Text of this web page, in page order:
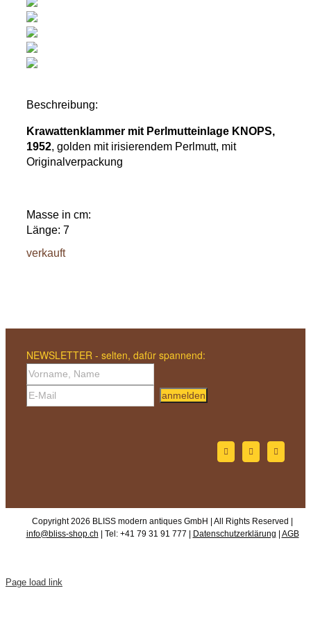
Beschreibung:
Krawattenklammer mit Perlmutteinlage KNOPS,
1952, golden mit irisierendem Perlmutt, mit
Originalverpackung
Masse in cm:
Länge: 7
verkauft
NEWSLETTER - selten, dafür spannend:
anmelden
Copyright 2026 BLISS modern antiques GmbH | All Rights Reserved |
info@bliss-shop.ch | Tel: +41 79 31 91 777 | Datenschutzerklärung | AGB
Page load link